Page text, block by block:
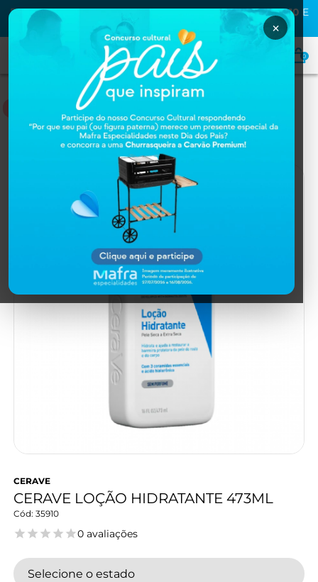
PRIMEIRA COMPRA NA MAFRA? USE O CUPOMMAFRA10 E
GANHE
0
NUTRIÇÃO
Home NUTRIÇÃO
CERAVE
CERAVE LOÇÃO HIDRATANTE 473ML
35910
0 avaliações
Selecione o estado
×